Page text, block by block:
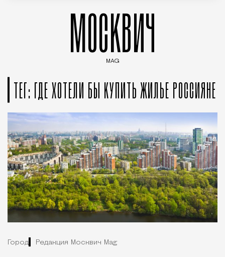
МОСКВИЧ
MAG
ТЕГ: ГДЕ ХОТЕЛИ БЫ КУПИТЬ ЖИЛЬЕ РОССИЯНЕ
Город Редакция Москвич Mag